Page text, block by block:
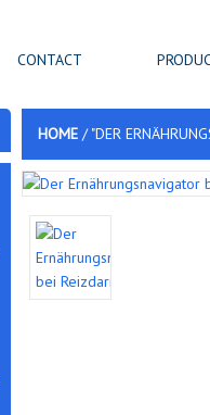
CONTACT
HOME /"DER